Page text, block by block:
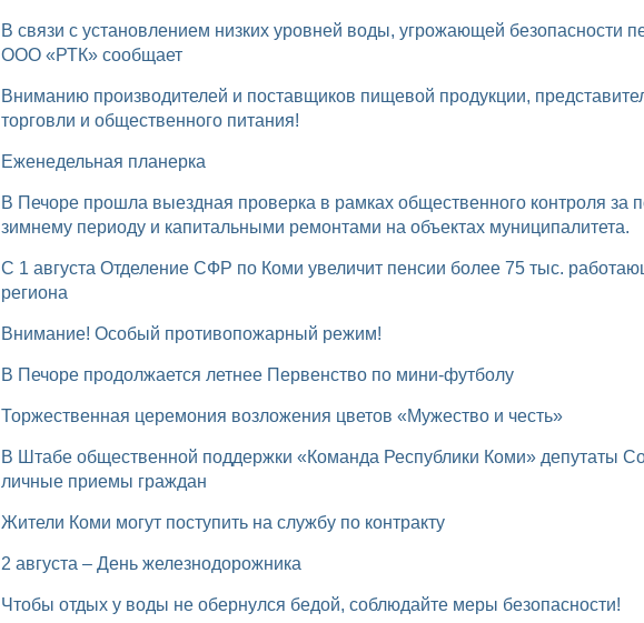
В связи с установлением низких уровней воды, угрожающей безопасности перевозки пассажиров,
ООО «РТК» сообщает
Вниманию производителей и поставщиков пищевой продукции, представителей предприятий
торговли и общественного питания!
Еженедельная планерка
В Печоре прошла выездная проверка в рамках общественного контроля за подготовкой к осенне-
зимнему периоду и капитальными ремонтами на объектах муниципалитета.
С 1 августа Отделение СФР по Коми увеличит пенсии более 75 тыс. работающих пенсионеров
региона
Внимание! Особый противопожарный режим!
В Печоре продолжается летнее Первенство по мини-футболу
Торжественная церемония возложения цветов «Мужество и честь»
В Штабе общественной поддержки «Команда Республики Коми» депутаты Совета района проводят
личные приемы граждан
Жители Коми могут поступить на службу по контракту
2 августа – День железнодорожника
Чтобы отдых у воды не обернулся бедой, соблюдайте меры безопасности!